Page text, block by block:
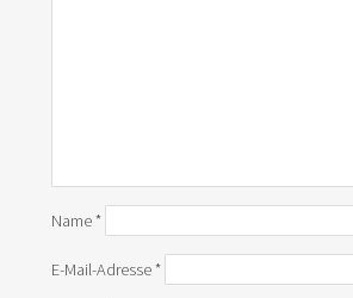
Name*
E-Mail-Adresse*